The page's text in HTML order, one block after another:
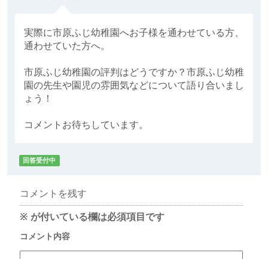
実際に市原ふじ幼稚園へお子様を通わせている方、
通わせていた方へ。
市原ふじ幼稚園の評判はどうですか？市原ふじ幼稚
園の先生や園児の雰囲気などについて語り合いまし
ょう！
コメントお待ちしています。
回答受付中
コメントを残す
※ が付いている欄は必須項目です